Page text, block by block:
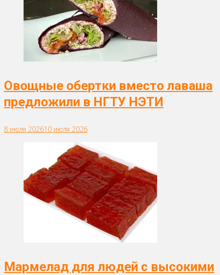
Овощные обертки вместо лаваша
предложили в НГТУ НЭТИ
8 июля 202610 июля 2026
Мармелад для людей с высокими